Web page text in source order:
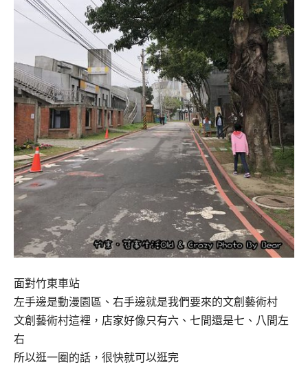
面對竹東車站
左手邊是動漫園區、右手邊就是我們要來的文創藝術村
文創藝術村這裡，店家好像只有六、七間還是七、八間左
右
所以逛一圈的話，很快就可以逛完